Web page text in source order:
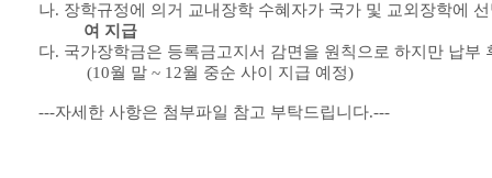
나. 장학규정에 의거 교내장학 수혜자가 국가 및 교외장학에
여 지급
다. 국가장학금은 등록금고지서 감면을 원칙으로 하지만 납부
(10월 말~ 12월 중순 사이 지급 예정)
---자세한 사항은 첨부파일 참고 부탁드립니다.---